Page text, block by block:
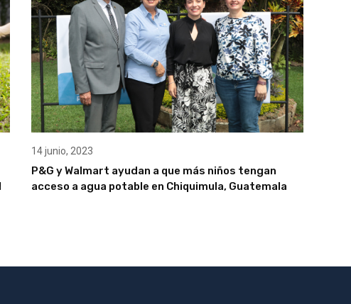
14 junio, 2023
P&G y Walmart ayudan a que más niños tengan
acceso a agua potable en Chiquimula, Guatemala